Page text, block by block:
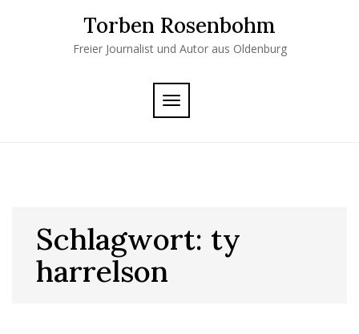
Torben Rosenbohm
Freier Journalist und Autor aus Oldenburg
TOGGLE
NAVIGATION
Schlagwort: ty
harrelson